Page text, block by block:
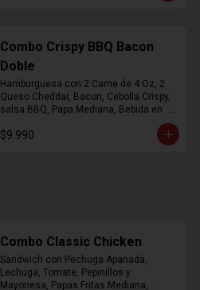
Combo Crispy BBQ Bacon
Doble
Hamburguesa con 2 Carne de 4 Oz, 2
Queso Cheddar, Bacon, Cebolla Crispy,
salsa BBQ, Papa Mediana, Bebida en
$9.990
Combo Classic Chicken
Sandwich con Pechuga Apanada,
Lechuga, Tomate, Pepinillos y
Mayonesa, Papas Fritas Mediana,